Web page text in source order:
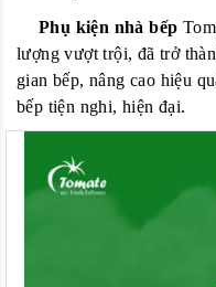
Phụ kiện nhà bếp
lượng vượt trội, đã trở
gian bếp, nâng cao hiệu
bếp tiện nghi, hiện đại.